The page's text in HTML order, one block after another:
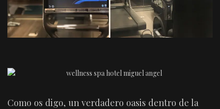
Como os digo, un verdadero oasis dentro de la